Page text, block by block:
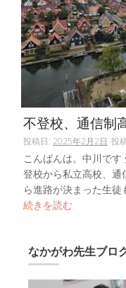
不登校、通信制
投稿日: 2025年2月2日 投
こんばんは。中川で
登校から私立高校、
ら進路が決まった生
続きを読む
なかがわ先生ブロ